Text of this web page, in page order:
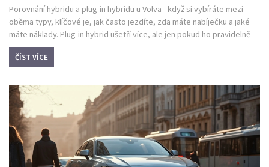
Porovnání hybridu a plug-in hybridu u Volva - když si vybíráte mezi
oběma typy, klíčové je, jak často jezdíte, zda máte nabíječku a jaké
máte náklady. Plug-in hybrid ušetří více, ale jen pokud ho pravidelně
nabíjíte.
ČÍST VÍCE